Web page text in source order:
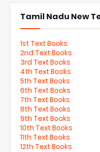
Tamil Nadu New
1st Text Books
2nd Text Books
3rd Text Books
4th Text Books
5th Text Books
6th Text Books
7th Text Books
8th Text Books
9th Text Books
10th Text Books
11th Text Books
12th Text Books